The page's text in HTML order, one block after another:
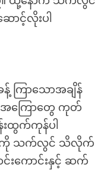
ာင့်လိုးပါ
န့် ကြာသောအချိန်
ကြောတွေ ကုတ်
ထွက်ကုန်ပါ
ည်ကို သက်လွင် သိလိုက်
းကောင်းနှင့် ဆက်